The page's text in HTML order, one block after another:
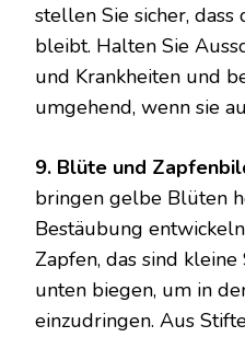
stellen Sie sicher,
bleibt. Halten Sie
und Krankheiten und
umgehend, wenn sie
9. Blüte und
bringen gelbe Blüten
Bestäubung
Zapfen, das sind kleine
unten biegen, um in
einzudringen. Aus